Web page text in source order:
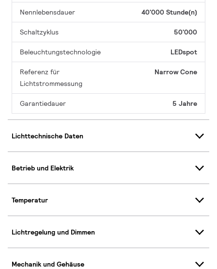
Nennlebensdauer 40'000 Stunde(n)
Schaltzyklus 50'000
Beleuchtungstechnologie LEDspot
Referenz für
Lichtstrommessung
Narrow Cone
Garantiedauer 5 Jahre
Lichttechnische Daten
Betrieb und Elektrik
Temperatur
Lichtregelung und Dimmen
Mechanik und Gehäuse